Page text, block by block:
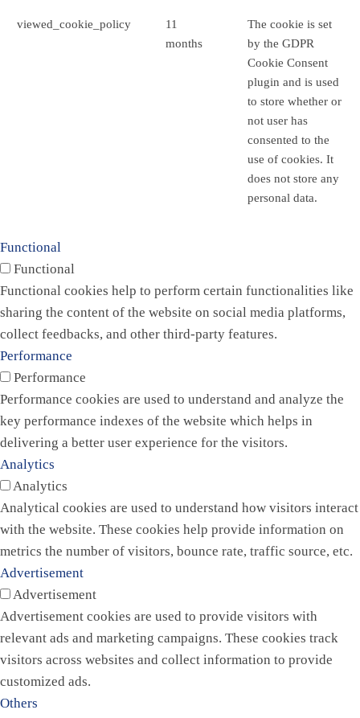
viewed_cookie_policy
11
months
The cookie is set
by the GDPR
Cookie Consent
plugin and is used
to store whether or
not user has
consented to the
use of cookies. It
does not store any
personal data.
Functional
Functional
Functional cookies help to perform certain functionalities like
sharing the content of the website on social media platforms,
collect feedbacks, and other third-party features.
Performance
Performance
Performance cookies are used to understand and analyze the
key performance indexes of the website which helps in
delivering a better user experience for the visitors.
Analytics
Analytics
Analytical cookies are used to understand how visitors interact
with the website. These cookies help provide information on
metrics the number of visitors, bounce rate, traffic source, etc.
Advertisement
Advertisement
Advertisement cookies are used to provide visitors with
relevant ads and marketing campaigns. These cookies track
visitors across websites and collect information to provide
customized ads.
Others